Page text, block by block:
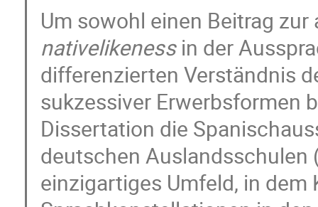
Um sowohl einen Beitrag
nativelikenessin der
differenzierten Verständnis
sukzessiver Erwerbsformen
Dissertation die
deutschen Auslandsschulen
einzigartiges Umfeld, in